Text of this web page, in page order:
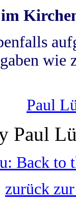
wie
Paul
Paul
Back to
zurück